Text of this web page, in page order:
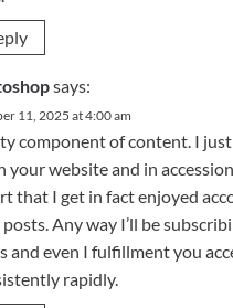
says:
11, 2025 at 4:00 am
component of content. I
your website and in
that I get in fact enjoyed
Any way I’ll be
and even I fulfillment you
rapidly.